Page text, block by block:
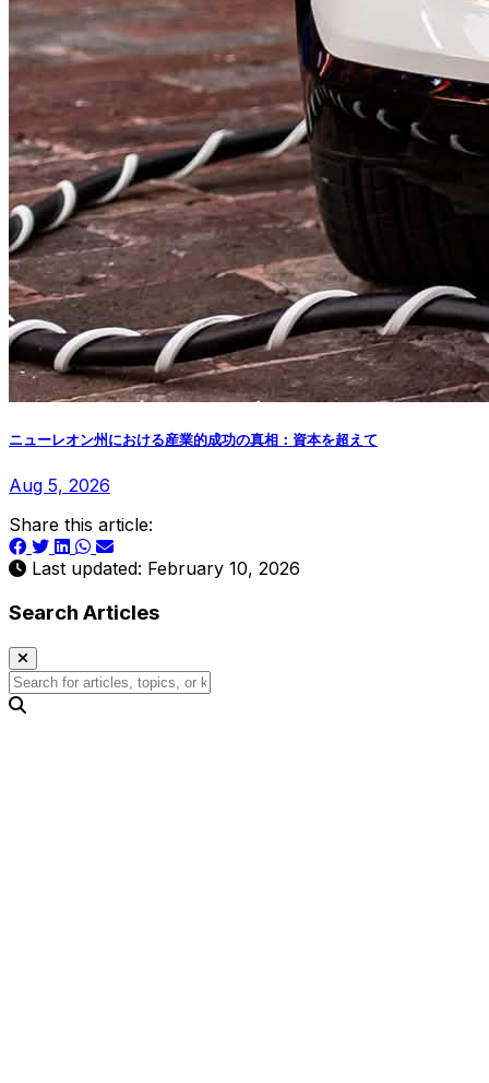
ニューレオン州における産業的成功の真相：資本を超えて
Aug 5, 2026
Share this article:
Last updated: February 10, 2026
Search Articles